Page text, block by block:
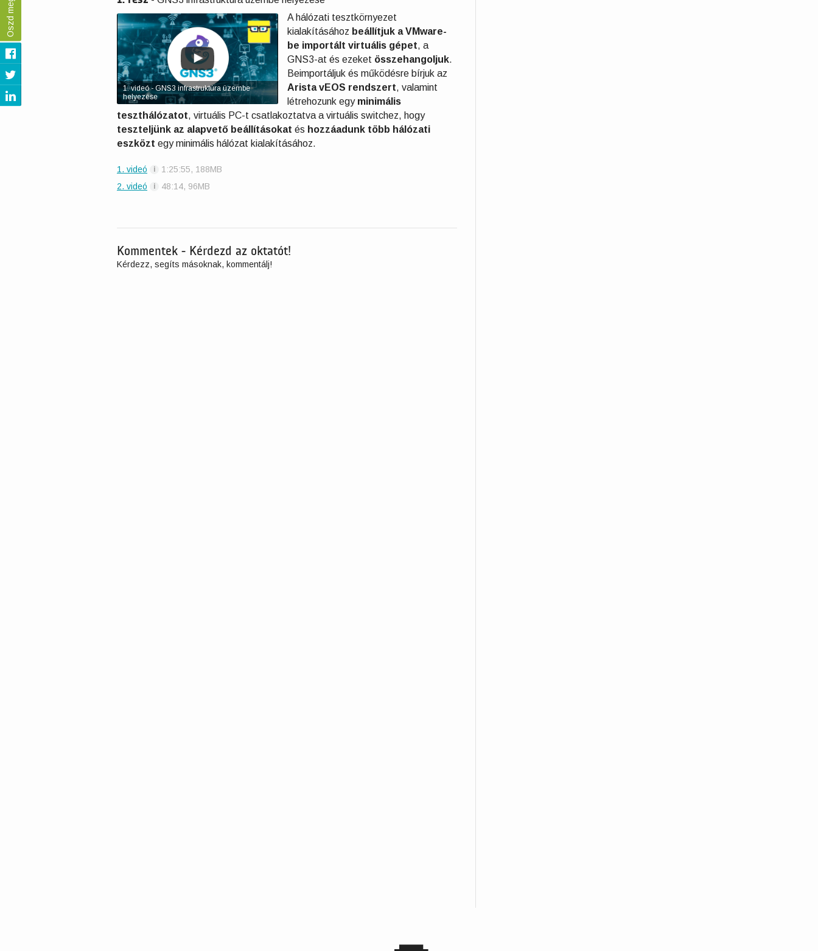
Videó
lejátszása
1. videó - GNS3 infrastruktúra üzembe
helyezése
A hálózati tesztkörnyezet
kialakításához beállítjuk a VMware-
be importált virtuális gépet, a
GNS3-at és ezeket összehangoljuk.
Beimportáljuk és működésre bírjuk az
Arista vEOS rendszert, valamint
létrehozunk egy minimális
teszthálózatot, virtuális PC-t csatlakoztatva a virtuális switchez, hogy
teszteljünk az alapvető beállításokat és hozzáadunk több hálózati
eszközt egy minimális hálózat kialakításához.
1. videó
1:25:55, 188MB
2. videó
48:14, 96MB
Kommentek - Kérdezd az oktatót!
Kérdezz, segíts másoknak, kommentálj!
Oszd meg!